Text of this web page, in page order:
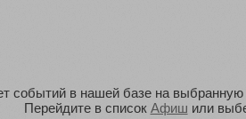
событий в нашей базе на
Перейдите в список Афиш или